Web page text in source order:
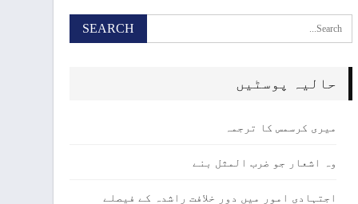
حالیہ پوسٹیں
میری کرسمس کا ترجمہ
وہ اشعار جو ضرب المثل بنے
اجتہادی امور میں دور خلافت راشدہ کے فیصلے